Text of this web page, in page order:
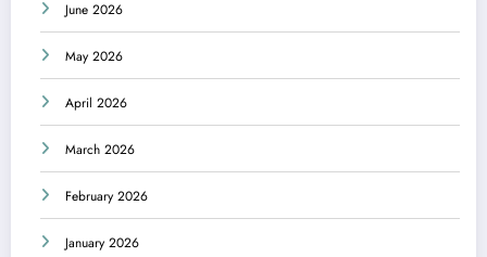
June 2026
May 2026
April 2026
March 2026
February 2026
January 2026